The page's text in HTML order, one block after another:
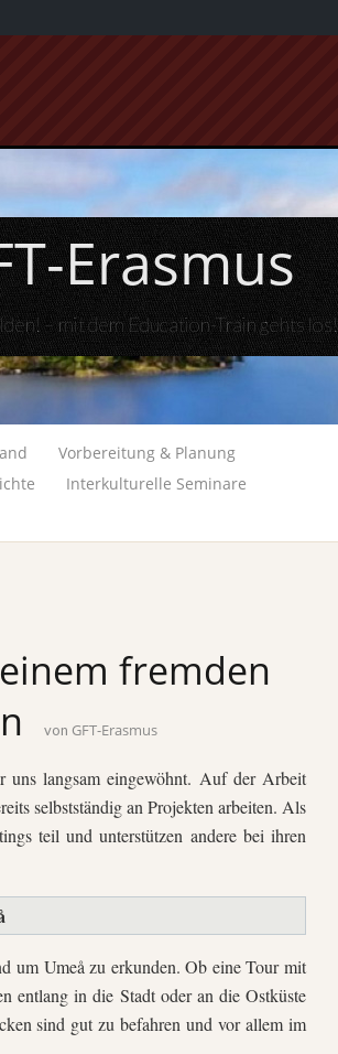
Erasmus
– mit dem Education-Train gehts los!
Vorbereitung & Planung
Interkulturelle Seminare
fremden
von GFT-Erasmus
uns langsam eingewöhnt. Auf der Arbeit
selbstständig an Projekten arbeiten. Als
teil und unterstützen andere bei ihren
um Umeå zu erkunden. Ob eine Tour mit
entlang in die Stadt oder an die Ostküste
sind gut zu befahren und vor allem im